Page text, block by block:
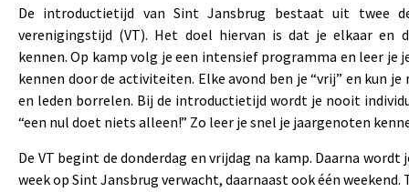
De introductietijd van Sint Jansbrug bestaat uit twee
verenigingstijd (VT). Het doel hiervan is dat je elkaar en
kennen. Op kamp volg je een intensief programma en leer je
kennen door de activiteiten. Elke avond ben je “vrij” en kun
en leden borrelen. Bij de introductietijd wordt je nooit
“een nul doet niets alleen!” Zo leer je snel je jaargenoten
De VT begint de donderdag en vrijdag na kamp. Daarna wordt
week op Sint Jansbrug verwacht, daarnaast ook één weekend.